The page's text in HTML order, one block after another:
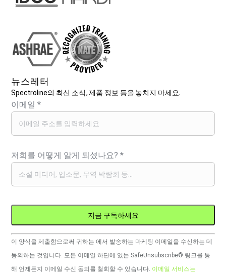
뉴스레터
Spectroline의 최신 소식, 제품 정보 등을 놓치지 마세요.
이메일*
저희를 어떻게 알게 되셨나요?*
Constant
Contact
사
이 양식을 제출함으로써 귀하는 에서 발송하는 마케팅 이메일을 수신하는 데
동의하는 것입니다. 모든 이메일 하단에 있는 SafeUnsubscribe® 링크를 통
해 언제든지 이메일 수신 동의를 철회할 수 있습니다. 이메일 서비스는